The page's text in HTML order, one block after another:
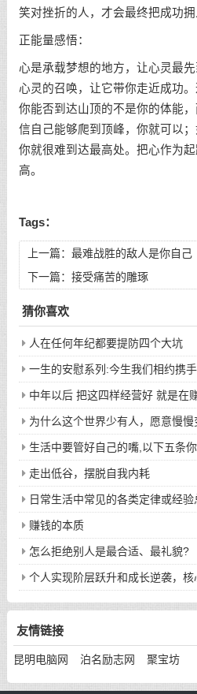
笑对挫折的人，才会最终把成功拥
正能量感悟：
心是承载梦想的地方，让心灵最
心灵的召唤，让它带你走近成功
你能否到达山顶的不是你的体能
信自己能够爬到顶峰，你就可以
你就很难到达最高处。把心作为
高。
Tags：
上一篇： 最难战胜的敌人是你自己
下一篇： 接受痛苦的雕琢
猜你喜欢
人在任何年纪都要提防四个大坑
一生的安慰系列:今生我们相约携
次的回眸才换来今生的相遇
中年以后 把这四样经营好 就是在
为什么这个世界少有人，愿意慢慢
生活中要管好自己的嘴,以下五条
走出低谷，摆脱自我内耗
日常生活中常见的各类定律或经验
赚钱的本质
怎么拒绝别人是最合适、最礼貌?
个人实现阶层跃升和成长逆袭，核
下八件事
友情链接
昆明电脑网 泊名励志网 聚宝坊